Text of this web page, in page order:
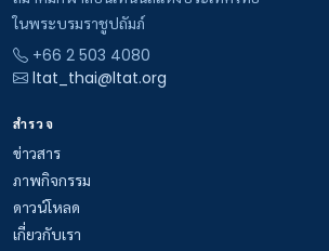
ในพระบรมราชูปถัมภ์
+66 2 503 4080
ltat_thai@ltat.org
สำรวจ
ข่าวสาร
ภาพกิจกรรม
ดาวน์โหลด
เกี่ยวกับเรา